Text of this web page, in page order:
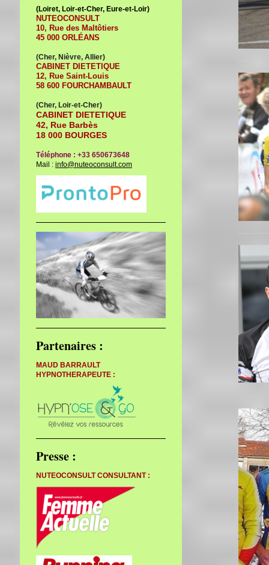
(Loiret, Loir-et-Cher, Eure-et-Loir)
NUTEOCONSULT
10, Rue des Maltôtiers
45 000 ORLÉANS
(Cher, Nièvre, Allier)
CABINET DIETETIQUE
12, Rue Saint-Louis
58 600 FOURCHAMBAULT
(Cher, Loir-et-Cher)
CABINET DIETETIQUE
42, Rue Barbès
18 000 BOURGES
Téléphone : +33 650673648
Mail : info@nuteoconsult.com
Partenaires :
MAUD BARRAULT
HYPNOTHERAPEUTE :
Presse :
NUTEOCONSULT CONSULTANT :